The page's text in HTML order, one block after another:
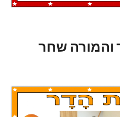
והמורה שחר